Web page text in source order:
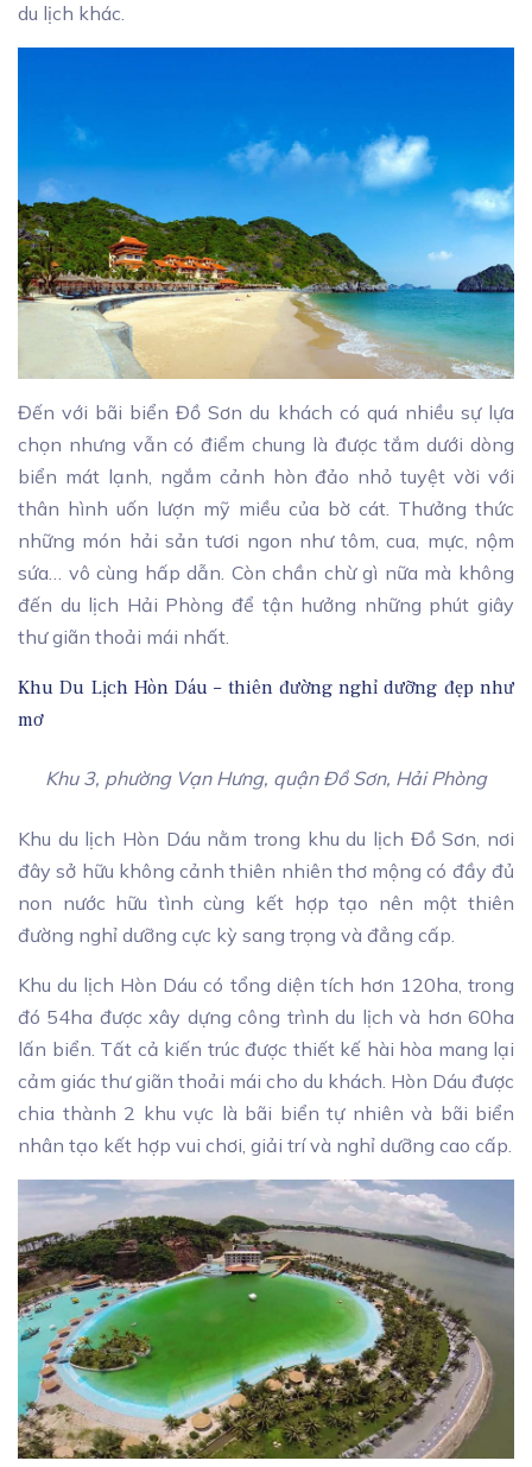
du lịch khác.
Đến với bãi biển Đồ Sơn du khách có quá nhiều sự lựa
chọn nhưng vẫn có điểm chung là được tắm dưới dòng
biển mát lạnh, ngắm cảnh hòn đảo nhỏ tuyệt vời với
thân hình uốn lượn mỹ miều của bờ cát. Thưởng thức
những món hải sản tươi ngon như tôm, cua, mực, nộm
sứa… vô cùng hấp dẫn. Còn chần chừ gì nữa mà không
đến du lịch Hải Phòng để tận hưởng những phút giây
thư giãn thoải mái nhất.
Khu Du Lịch Hòn Dáu – thiên đường nghỉ dưỡng đẹp như
mơ
Khu 3, phường Vạn Hưng, quận Đồ Sơn, Hải Phòng
Khu du lịch Hòn Dáu nằm trong khu du lịch Đồ Sơn, nơi
đây sở hữu không cảnh thiên nhiên thơ mộng có đầy đủ
non nước hữu tình cùng kết hợp tạo nên một thiên
đường nghỉ dưỡng cực kỳ sang trọng và đẳng cấp.
Khu du lịch Hòn Dáu có tổng diện tích hơn 120ha, trong
đó 54ha được xây dựng công trình du lịch và hơn 60ha
lấn biển. Tất cả kiến trúc được thiết kế hài hòa mang lại
cảm giác thư giãn thoải mái cho du khách. Hòn Dáu được
chia thành 2 khu vực là bãi biển tự nhiên và bãi biển
nhân tạo kết hợp vui chơi, giải trí và nghỉ dưỡng cao cấp.